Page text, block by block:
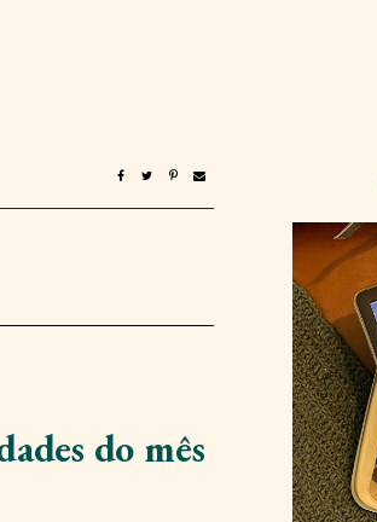
do mês